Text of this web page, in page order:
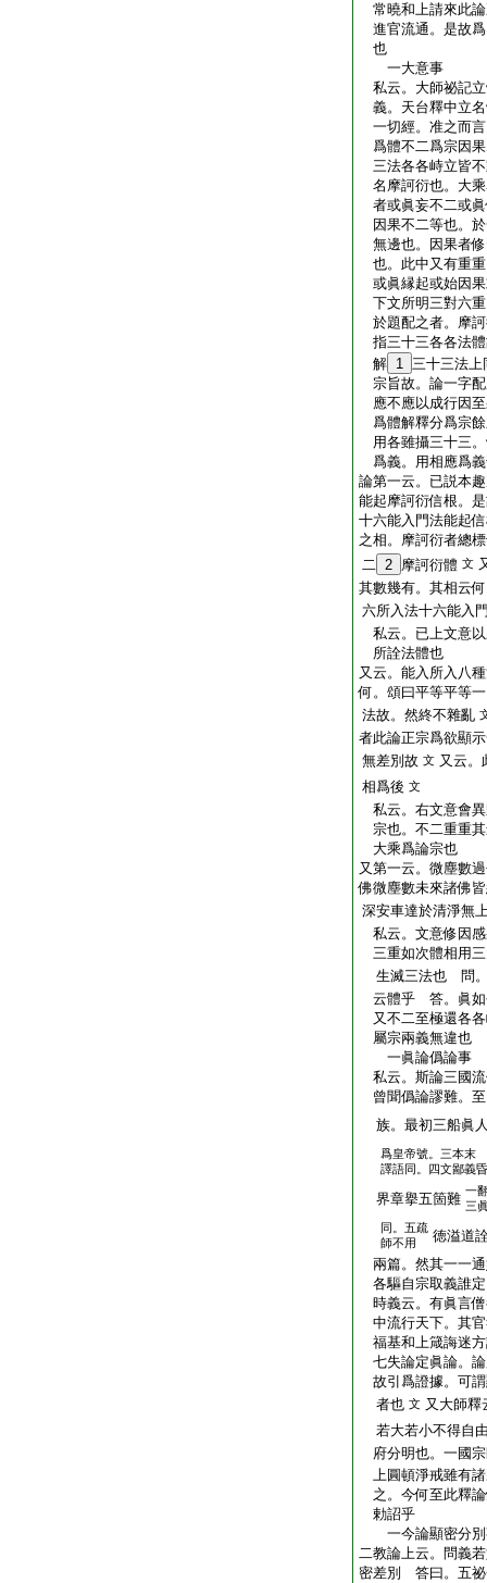
常曉和上請來此
進官流通。是故
也
一大意事
私云。大師祕記
義。天台釋中立
一切經。准之而
爲體不二爲宗因
三法各各峙立皆
名摩訶衍也。大
者或眞妄不二或
因果不二等也。
無邊也。因果者
也。此中又有重
或眞縁起或始因
下文所明三對六
於題配之者。摩
指三十三各各法
解 1 三十三法上
宗旨故。論一字
應不應以成行因
爲體解釋分爲宗
用各雖攝三十三
爲義。用相應爲
論第一云。已説本
能起摩訶衍信根。
十六能入門法能起
之相。摩訶衍者總
二 2 摩訶衍體 文
其數幾有。其相云
六所入法十六能入
私云。已上文意
所詮法體也
又云。能入所入八
何。頌曰平等平等
法故。然終不雜亂
者此論正宗爲欲顯
無差別故 文 又云。
相爲後 文
私云。右文意會
宗也。不二重重
大乘爲論宗也
又第一云。微塵數
佛微塵數未來諸佛
深安車達於清淨無
私云。文意修因
三重如次體相用
生滅三法也 問。
云體乎 答。眞如
又不二至極還各
屬宗兩義無違也
一眞論僞論事
私云。斯論三國
曾聞僞論謬難。
族。最初三船眞
爲皇帝號。三本末
譯語同。四文鄙義昏
界章擧五箇難 一
三
同。五疏
師不用
徳溢道
兩篇。然其一一
各驅自宗取義誰
時義云。有眞言
中流行天下。其
福基和上箴誨迷
七失論定眞論。
故引爲證據。可
者也 文 又大師釋
若大若小不得自
府分明也。一國
上圓頓淨戒雖有
之。今何至此釋
勅詔乎
一今論顯密分別
二教論上云。問義
密差別 答曰。五祕